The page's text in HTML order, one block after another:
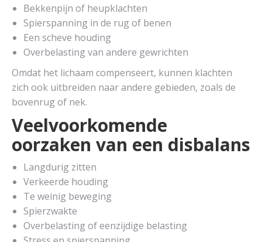
Bekkenpijn of heupklachten
Spierspanning in de rug of benen
Een scheve houding
Overbelasting van andere gewrichten
Omdat het lichaam compenseert, kunnen klachten
zich ook uitbreiden naar andere gebieden, zoals de
bovenrug of nek.
Veelvoorkomende
oorzaken van een disbalans
Langdurig zitten
Verkeerde houding
Te weinig beweging
Spierzwakte
Overbelasting of eenzijdige belasting